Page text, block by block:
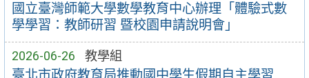
國立臺灣師範大學數學教育中心辦理「體驗式數
學學習：教師研習 暨校園申請說明會」
2026-06-26 教學組